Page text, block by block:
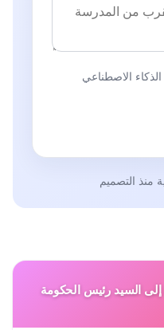
الاصطناعي
منذ التصميم
السيد رئيس الحكومة